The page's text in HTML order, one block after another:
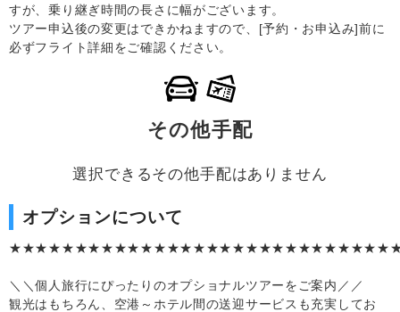
すが、乗り継ぎ時間の長さに幅がございます。
ツアー申込後の変更はできかねますので、[予約・お申込み]前に
必ずフライト詳細をご確認ください。
その他手配
選択できるその他手配はありません
オプションについて
＼＼個人旅行にぴったりのオプショナルツアーをご案内／／
観光はもちろん、空港～ホテル間の送迎サービスも充実してお